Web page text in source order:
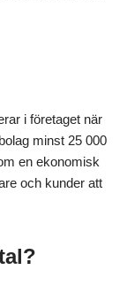
i företaget när
minst 25 000
en ekonomisk
och kunder att